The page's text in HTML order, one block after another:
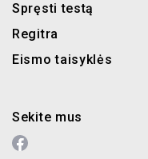
Spręsti testą
Regitra
Eismo taisyklės
Sekite mus